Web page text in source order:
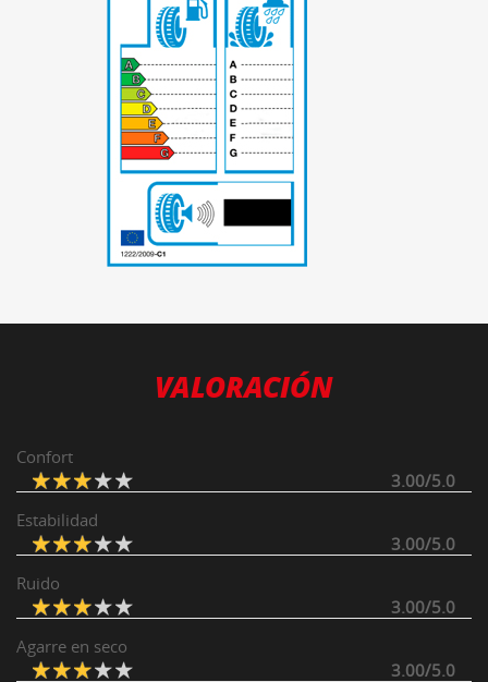
VALORACIÓN
Confort
3.00/5.0
Estabilidad
3.00/5.0
Ruido
3.00/5.0
Agarre en seco
3.00/5.0